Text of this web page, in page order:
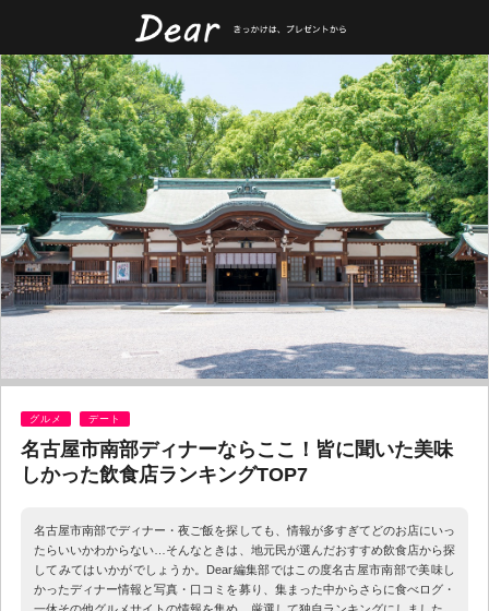
グルメ デート
名古屋市南部ディナーならここ！皆に聞いた美味
しかった飲食店ランキングTOP7
名古屋市南部でディナー・夜ご飯を探しても、情報が多すぎてどのお店にいっ
たらいいかわからない…そんなときは、地元民が選んだおすすめ飲食店から探
してみてはいかがでしょうか。Dear編集部ではこの度名古屋市南部で美味し
かったディナー情報と写真・口コミを募り、集まった中からさらに食べログ・